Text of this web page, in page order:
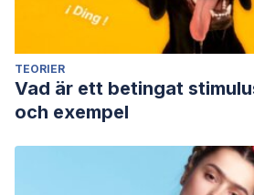
TEORIER
Vad är ett betingat
och exempel